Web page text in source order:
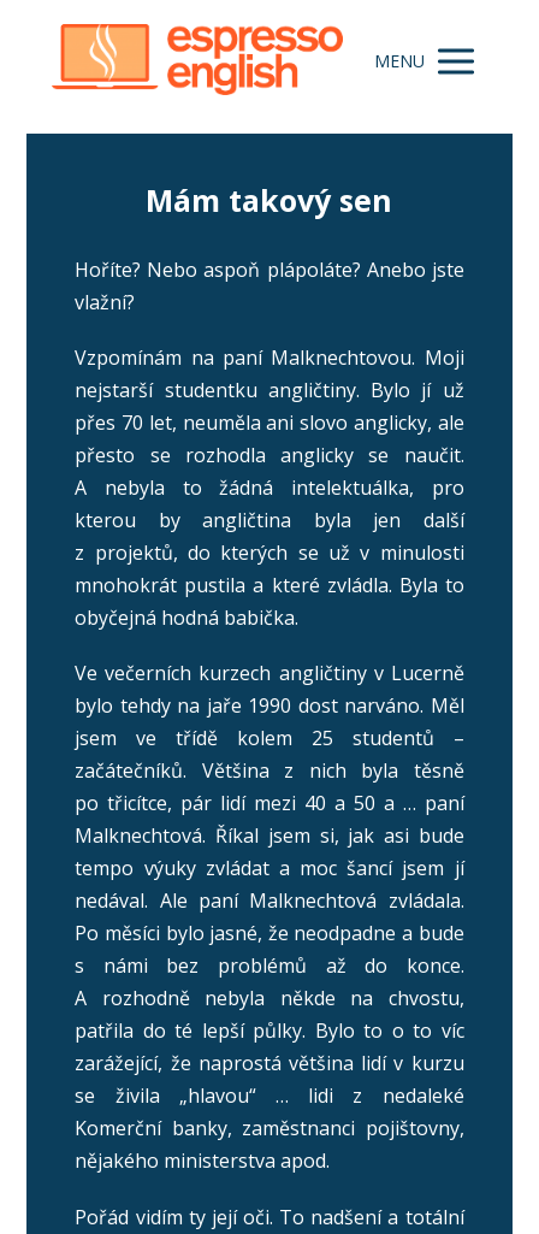
MENU
Mám takový sen
Hoříte? Nebo aspoň plápoláte? Anebo jste
vlažní?
Vzpomínám na paní Malknechtovou. Moji
nejstarší studentku angličtiny. Bylo jí už
přes 70 let, neuměla ani slovo anglicky, ale
přesto se rozhodla anglicky se naučit.
A nebyla to žádná intelektuálka, pro
kterou by angličtina byla jen další
z projektů, do kterých se už v minulosti
mnohokrát pustila a které zvládla. Byla to
obyčejná hodná babička.
Ve večerních kurzech angličtiny v Lucerně
bylo tehdy na jaře 1990 dost narváno. Měl
jsem ve třídě kolem 25 studentů –
začátečníků. Většina z nich byla těsně
po třicítce, pár lidí mezi 40 a 50 a … paní
Malknechtová. Říkal jsem si, jak asi bude
tempo výuky zvládat a moc šancí jsem jí
nedával. Ale paní Malknechtová zvládala.
Po měsíci bylo jasné, že neodpadne a bude
s námi bez problémů až do konce.
A rozhodně nebyla někde na chvostu,
patřila do té lepší půlky. Bylo to o to víc
zarážející, že naprostá většina lidí v kurzu
se živila „hlavou“ … lidi z nedaleké
Komerční banky, zaměstnanci pojištovny,
nějakého ministerstva apod.
Pořád vidím ty její oči. To nadšení a totální